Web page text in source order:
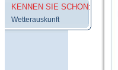
KENNEN SIE SCHON:
Wetterauskunft